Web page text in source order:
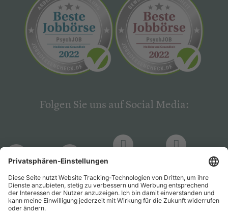
Folgen Sie uns auf Social Media:
PsychJOB PsychJOB
Hogrefe
Verlag
Hogrefe
Verlag